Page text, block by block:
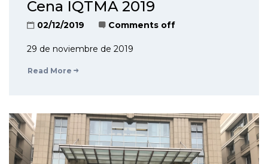
Cena IQTMA 2019
02/12/2019 Comments off
29 de noviembre de 2019
Read More